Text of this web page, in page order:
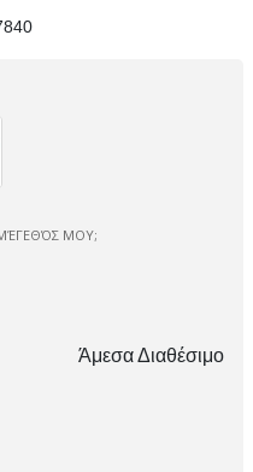
ΜΟΥ;
Άμεσα Διαθέσιμο